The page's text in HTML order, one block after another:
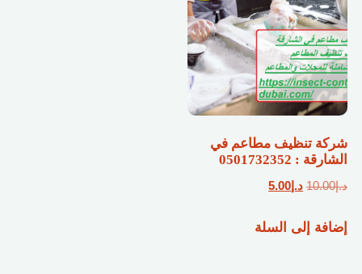
شركة تنظيف مطاعم في
الشارقة : 0501732352
د.إ10.00 السعر
هو:
د.إ 5.00السعر
هو:
إضافة إلى السلة